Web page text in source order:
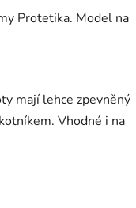
Protetika. Model na
mají lehce zpevněný
Vhodné i na